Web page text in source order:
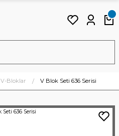
V-Bloklar V Blok Seti 636 Serisi